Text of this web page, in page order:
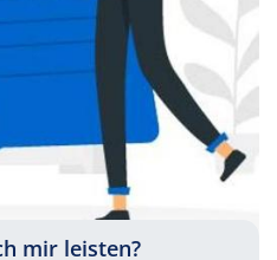
mir leisten?